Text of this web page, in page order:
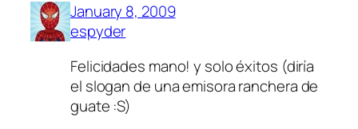
January 8, 2009
espyder
Felicidades mano! y solo éxitos (diría
el slogan de una emisora ranchera de
guate :S)